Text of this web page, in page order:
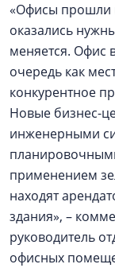
«Офисы прошли
оказались
меняется. Офис
очередь как
конкурентное
Новые бизнес-
инженерными
применением
находят
здания», –
руководитель
офисных